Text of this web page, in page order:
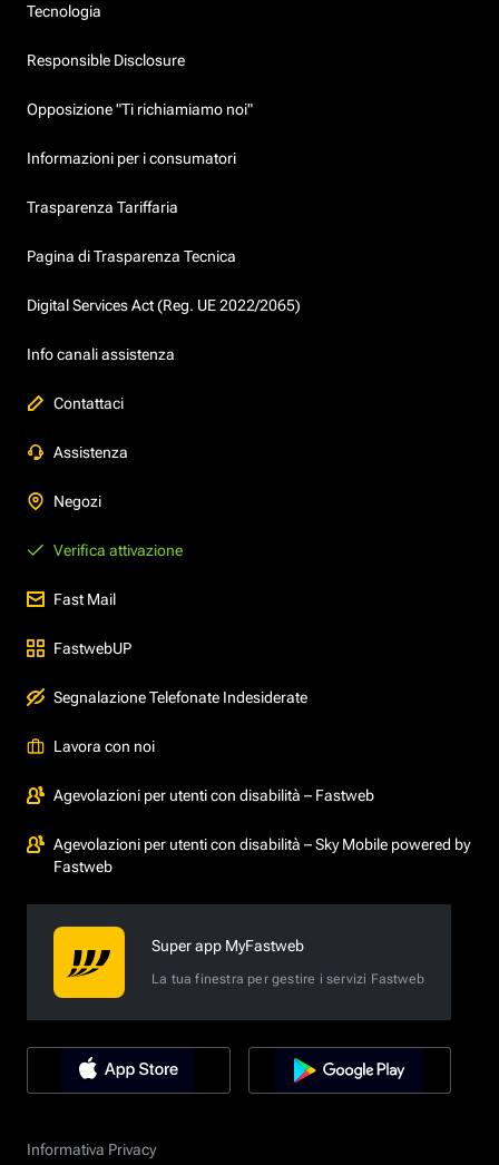
Tecnologia
Responsible Disclosure
Opposizione "Ti richiamiamo noi"
Informazioni per i consumatori
Trasparenza Tariffaria
Pagina di Trasparenza Tecnica
Digital Services Act (Reg. UE 2022/2065)
Info canali assistenza
Contattaci
Assistenza
Negozi
Verifica attivazione
Fast Mail
FastwebUP
Segnalazione Telefonate Indesiderate
Lavora con noi
Agevolazioni per utenti con disabilità – Fastweb
Agevolazioni per utenti con disabilità – Sky Mobile powered by
Fastweb
Super app MyFastweb
La tua finestra per gestire i servizi Fastweb
Informativa Privacy